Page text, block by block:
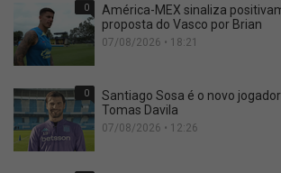
0
América-MEX sinaliza
proposta do Vasco por Brian
07/08/2026 • 18:21
0
Santiago Sosa é o novo
Tomas Davila
07/08/2026 • 12:26